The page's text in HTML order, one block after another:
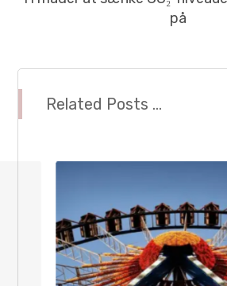
på
Related Posts ...